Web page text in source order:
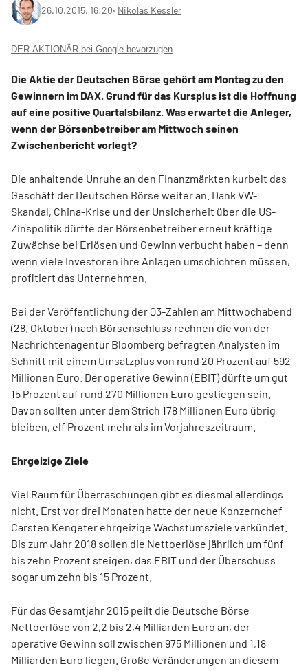
26.10.2015, 16:20‧ Nikolas Kessler
DER AKTIONÄR bei Google bevorzugen
Die Aktie der Deutschen Börse gehört am Montag zu den
Gewinnern im DAX. Grund für das Kursplus ist die Hoffnung
auf eine positive Quartalsbilanz. Was erwartet die Anleger,
wenn der Börsenbetreiber am Mittwoch seinen
Zwischenbericht vorlegt?
Die anhaltende Unruhe an den Finanzmärkten kurbelt das
Geschäft der Deutschen Börse weiter an. Dank VW-
Skandal, China-Krise und der Unsicherheit über die US-
Zinspolitik dürfte der Börsenbetreiber erneut kräftige
Zuwächse bei Erlösen und Gewinn verbucht haben – denn
wenn viele Investoren ihre Anlagen umschichten müssen,
profitiert das Unternehmen.
Bei der Veröffentlichung der Q3-Zahlen am Mittwochabend
(28. Oktober) nach Börsenschluss rechnen die von der
Nachrichtenagentur Bloomberg befragten Analysten im
Schnitt mit einem Umsatzplus von rund 20 Prozent auf 592
Millionen Euro. Der operative Gewinn (EBIT) dürfte um gut
15 Prozent auf rund 270 Millionen Euro gestiegen sein.
Davon sollten unter dem Strich 178 Millionen Euro übrig
bleiben, elf Prozent mehr als im Vorjahreszeitraum.
Ehrgeizige Ziele
Viel Raum für Überraschungen gibt es diesmal allerdings
nicht. Erst vor drei Monaten hatte der neue Konzernchef
Carsten Kengeter ehrgeizige Wachstumsziele verkündet.
Bis zum Jahr 2018 sollen die Nettoerlöse jährlich um fünf
bis zehn Prozent steigen, das EBIT und der Überschuss
sogar um zehn bis 15 Prozent.
Für das Gesamtjahr 2015 peilt die Deutsche Börse
Nettoerlöse von 2,2 bis 2,4 Milliarden Euro an, der
operative Gewinn soll zwischen 975 Millionen und 1,18
Milliarden Euro liegen. Große Veränderungen an diesem